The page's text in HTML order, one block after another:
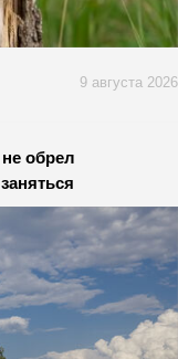
9 августа 2026
обрел